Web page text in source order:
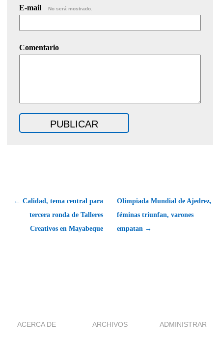
E-mail No será mostrado.
Comentario
← Calidad, tema central para
tercera ronda de Talleres
Creativos en Mayabeque
Olimpiada Mundial de Ajedrez,
féminas triunfan, varones
empatan →
ACERCA DE ARCHIVOS ADMINISTRAR